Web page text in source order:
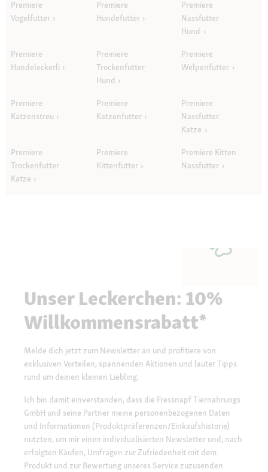
Premiere
Vogelfutter
Premiere
Hundefutter
Premiere
Nassfutter
Hund
Premiere
Hundeleckerli
Premiere
Trockenfutter
Hund
Premiere
Welpenfutter
Premiere
Katzenstreu
Premiere
Katzenfutter
Premiere
Nassfutter
Katze
Premiere
Trockenfutter
Katze
Premiere
Kittenfutter
Premiere Kitten
Nassfutter
Unser Leckerchen: 10%
Willkommensrabatt*
Melde dich jetzt zum Newsletter an und profitiere von
exklusiven Vorteilen, spannenden Aktionen und lauter Tipps
rund um deinen kleinen Liebling.
Ich bin damit einverstanden, dass die Fressnapf Tiernahrungs
GmbH und seine Partner meine personenbezogenen Daten
und Informationen (Produktpräferenzen/Einkaufshistorie)
nutzten, um mir einen individualisierten Newsletter und, nach
erfolgten Käufen, Umfragen zur Zufriedenheit mit dem
Produkt und zur Bewertung unseres Service zuzusenden